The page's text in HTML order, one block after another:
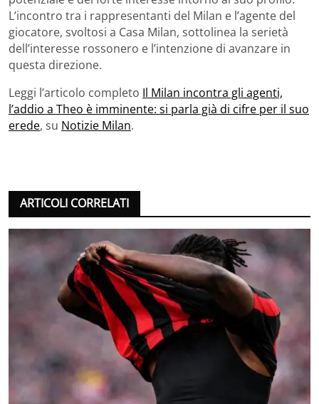
L’incontro tra i rappresentanti del Milan e l’agente del
giocatore, svoltosi a Casa Milan, sottolinea la serietà
dell’interesse rossonero e l’intenzione di avanzare in
questa direzione.
Leggi l’articolo completo Il Milan incontra gli agenti,
l’addio a Theo è imminente: si parla già di cifre per il suo
erede, su Notizie Milan.
ARTICOLI CORRELATI